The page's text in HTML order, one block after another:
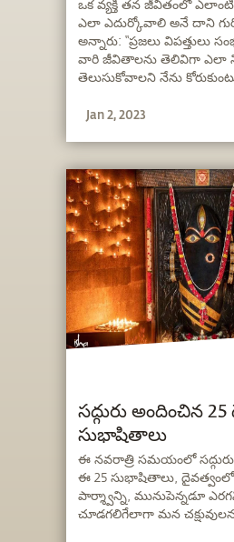
ఒక వ్యక్తి తన జీవితంలో ఎలాంటి
ఎలా ఎదుర్కోవాలి అనే దాని
అన్నారు: “ప్రజలు విపత్తులు
వారి జీవితాలను తెలివిగా ఎలా
తెలుసుకోవాలని నేను
కొంచెం తెలివి ఉంటే చాలు."
Jan 2, 2023
సద్గురు అందించిన
సుభాషితాలు
ఈ నవరాత్రి సమయంలో సద్గురు
ఈ 25 సుభాషితాలు, దైవత్వంలోని
పార్శ్వాన్ని, మునుపెన్నడూ
చూడగలిగేలాగా మన